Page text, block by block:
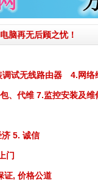
脑再无后顾之忧！
试无线路由器 4.网络
、代维 7.监控安装及
5. 诚信
门
证, 价格公道